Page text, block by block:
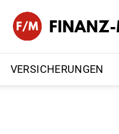
VERSICHERUNGEN